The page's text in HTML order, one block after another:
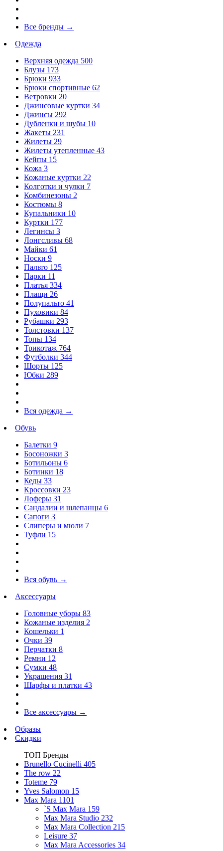
Все бренды →
Одежда
Верхняя одежда 500
Блузы 173
Брюки 933
Брюки спортивные 62
Ветровки 20
Джинсовые куртки 34
Джинсы 292
Дубленки и шубы 10
Жакеты 231
Жилеты 29
Жилеты утепленные 43
Кейпы 15
Кожа 3
Кожаные куртки 22
Колготки и чулки 7
Комбинезоны 2
Костюмы 8
Купальники 10
Куртки 177
Легинсы 3
Лонгсливы 68
Майки 61
Носки 9
Пальто 125
Парки 11
Платья 334
Плащи 26
Полупальто 41
Пуховики 84
Рубашки 293
Толстовки 137
Топы 134
Трикотаж 764
Футболки 344
Шорты 125
Юбки 289
Вся одежда →
Обувь
Балетки 9
Босоножки 3
Ботильоны 6
Ботинки 18
Кеды 33
Кроссовки 23
Лоферы 31
Сандалии и шлепанцы 6
Сапоги 3
Слиперы и мюли 7
Туфли 15
Вся обувь →
Аксессуары
Головные уборы 83
Кожаные изделия 2
Кошельки 1
Очки 39
Перчатки 8
Ремни 12
Сумки 48
Украшения 31
Шарфы и платки 43
Все аксессуары →
Образы
Скидки
ТОП Бренды
Brunello Cucinelli 405
The row 22
Toteme 79
Yves Salomon 15
Max Mara 1101
`S Max Mara 159
Max Mara Studio 232
Max Mara Collection 215
Leisure 37
Max Mara Accessories 34